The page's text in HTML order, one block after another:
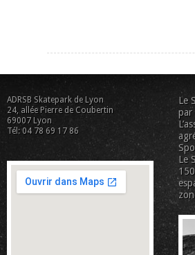
ADRSB Skatepark de Lyon
24, allée Pierre de Coubertin
69007 Lyon
Tél: 04 78 69 17 86
Le
par
Le